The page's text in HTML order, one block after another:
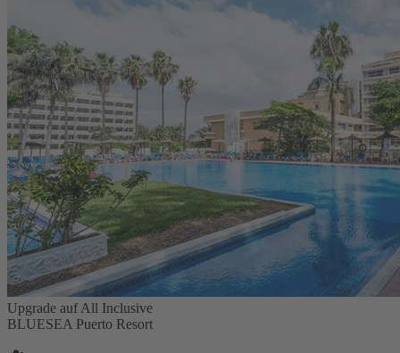
Upgrade auf All Inclusive
BLUESEA Puerto Resort